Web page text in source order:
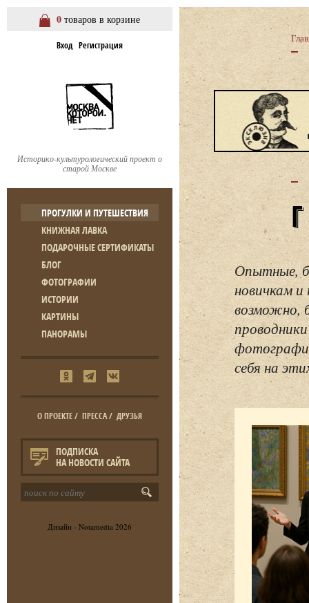
0 товаров в корзине
Вход Регистрация
Историко-культурологический проект о
старой Москве
ПРОГУЛКИ И ПУТЕШЕСТВИЯ
КНИЖНАЯ ЛАВКА
ПОДАРОЧНЫЕ СЕРТИФИКАТЫ
БЛОГ
ФОТОГРАФИИ
ИСТОРИИ
КАРТИНЫ
ПАНОРАМЫ
О ПРОЕКТЕ/ ПРЕССА/ ДРУЗЬЯ
ПОДПИСКА
НА НОВОСТИ САЙТА
Дизайн - Notamedia 2026
Опытные,
новичкам
возможно,
себя на